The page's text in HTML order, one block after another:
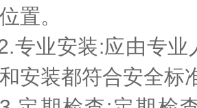
置。
业安装:应由专业
安装都符合安全标